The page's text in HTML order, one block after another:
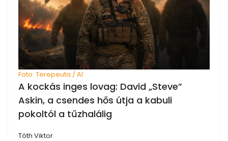
Foto: Terepeuta / AI
A kockás inges lovag: David „Steve”
Askin, a csendes hős útja a kabuli
pokoltól a tűzhalálig
Tóth Viktor